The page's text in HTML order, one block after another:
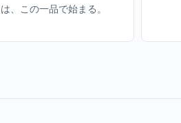
は、この一品で始まる。